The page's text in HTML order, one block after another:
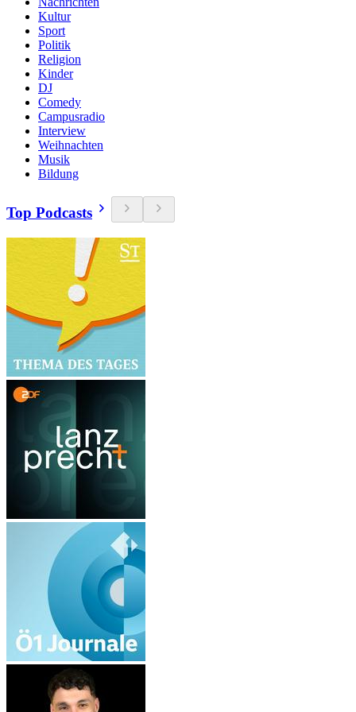
Kultur
Sport
Politik
Religion
Kinder
DJ
Comedy
Campusradio
Interview
Weihnachten
Musik
Bildung
Top Podcasts